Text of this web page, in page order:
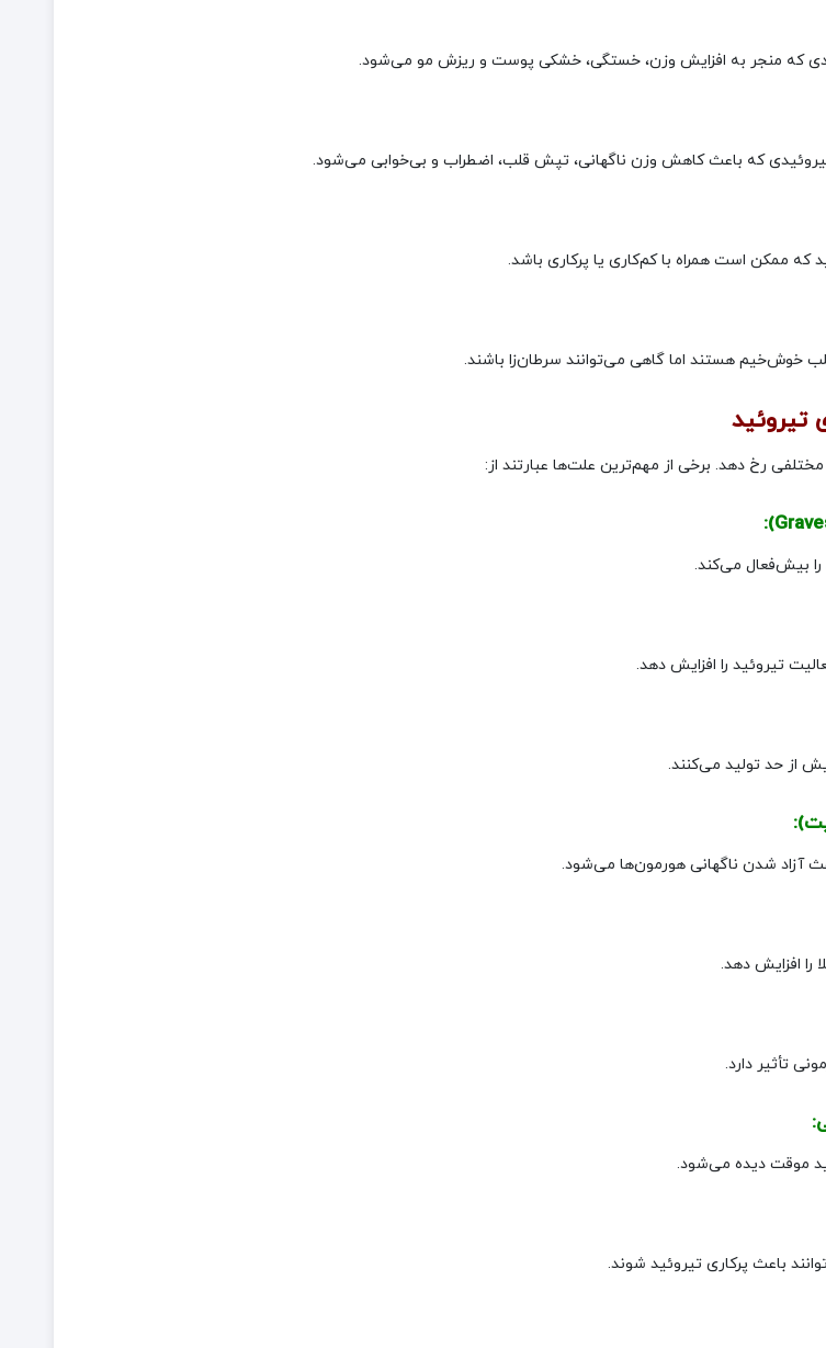
که منجر به افزایش وزن، خستگی، خشکی پوست و ریزش مو می‌شود.
که باعث کاهش وزن ناگهانی، تپش قلب، اضطراب و بی‌خوابی می‌شود.
ممکن است همراه با کم‌کاری یا پرکاری باشد.
خوش‌خیم هستند اما گاهی می‌توانند سرطان‌زا باشند.
مختلفی رخ دهد. برخی از مهم‌ترین علت‌ها عبارتند از:
را بیش‌فعال می‌کند.
تیروئید را افزایش دهد.
از حد تولید می‌کنند.
آزاد شدن ناگهانی هورمون‌ها می‌شود.
را افزایش دهد.
تأثیر دارد.
موقت دیده می‌شود.
باعث پرکاری تیروئید شوند.